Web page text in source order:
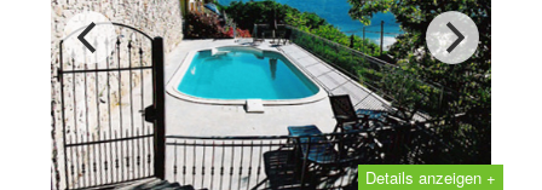
Details anzeigen +